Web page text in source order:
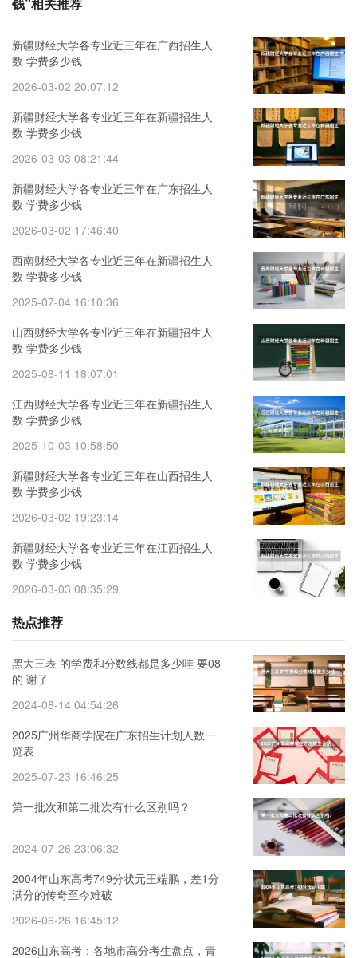
钱”相关推荐
新疆财经大学各专业近三年在广西招生人
数 学费多少钱
2026-03-02 20:07:12
新疆财经大学各专业近三年在新疆招生人
数 学费多少钱
2026-03-03 08:21:44
新疆财经大学各专业近三年在广东招生人
数 学费多少钱
2026-03-02 17:46:40
西南财经大学各专业近三年在新疆招生人
数 学费多少钱
2025-07-04 16:10:36
山西财经大学各专业近三年在新疆招生人
数 学费多少钱
2025-08-11 18:07:01
江西财经大学各专业近三年在新疆招生人
数 学费多少钱
2025-10-03 10:58:50
新疆财经大学各专业近三年在山西招生人
数 学费多少钱
2026-03-02 19:23:14
新疆财经大学各专业近三年在江西招生人
数 学费多少钱
2026-03-03 08:35:29
热点推荐
黑大三表 的学费和分数线都是多少哇 要08
的 谢了
2024-08-14 04:54:26
2025广州华商学院在广东招生计划人数一
览表
2025-07-23 16:46:25
第一批次和第二批次有什么区别吗？
2024-07-26 23:06:32
2004年山东高考749分状元王端鹏，差1分
满分的传奇至今难破
2026-06-26 16:45:12
2026山东高考：各地市高分考生盘点，青